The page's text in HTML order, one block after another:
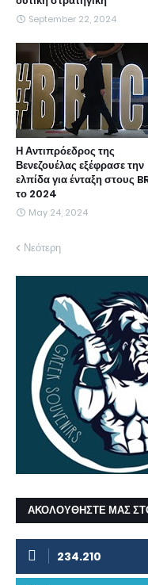
September 22, 2024
Η Αντιπρόεδρος της
Βενεζουέλας εξέφρασε την
ελπίδα για ένταξη στους
το 2024
May 24, 2024
Νεότερη
ΑΚΟΛΟΥΘΗΣΤΕ ΜΑΣ
234.210